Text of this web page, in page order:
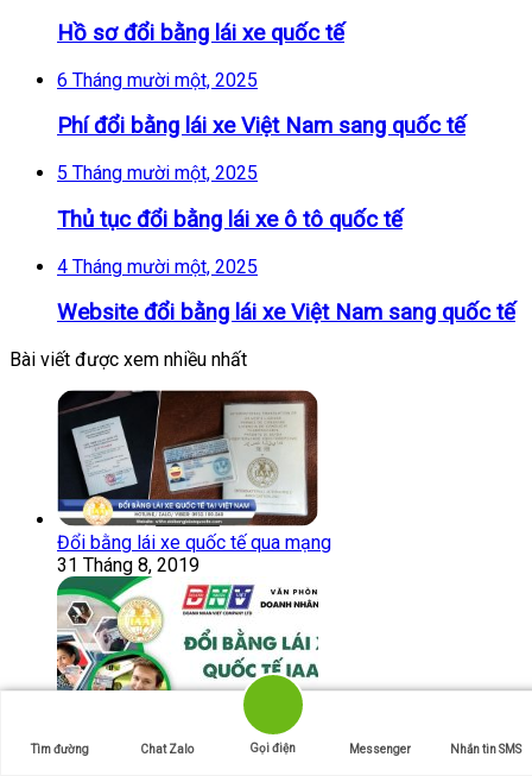
Hồ sơ đổi bằng lái xe quốc tế
6 Tháng mười một, 2025
Phí đổi bằng lái xe Việt Nam sang quốc tế
5 Tháng mười một, 2025
Thủ tục đổi bằng lái xe ô tô quốc tế
4 Tháng mười một, 2025
Website đổi bằng lái xe Việt Nam sang quốc tế
Bài viết được xem nhiều nhất
Đổi bằng lái xe quốc tế qua mạng
31 Tháng 8, 2019
Tìm đường Chat Zalo Gọi điện Messenger Nhắn tin SMS